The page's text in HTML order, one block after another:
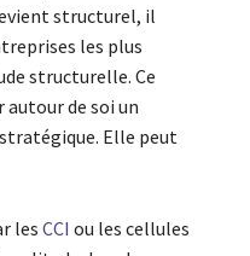
structurel, il
les plus
structurelle. Ce
autour de soi un
Elle peut
les CCI ou les cellules